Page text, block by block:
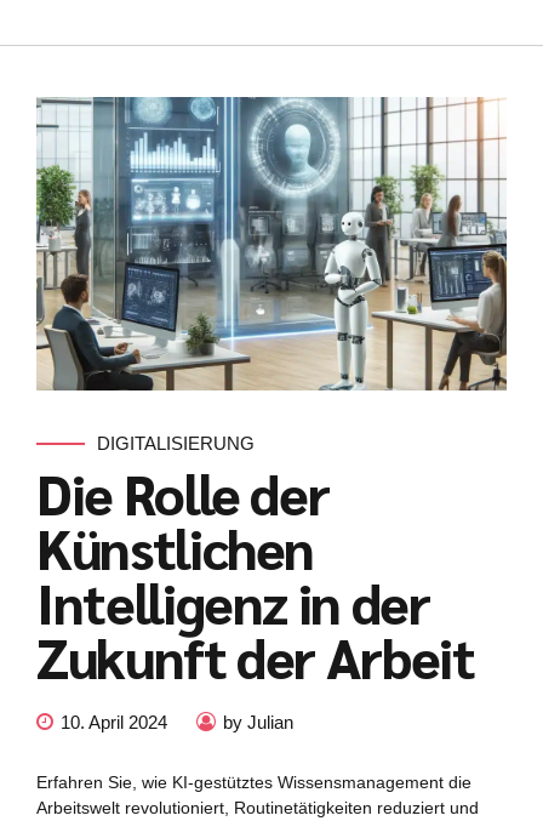
DIGITALISIERUNG
Die Rolle der
Künstlichen
Intelligenz in der
Zukunft der Arbeit
10. April 2024 by Julian
Erfahren Sie, wie KI-gestütztes Wissensmanagement die
Arbeitswelt revolutioniert, Routinetätigkeiten reduziert und